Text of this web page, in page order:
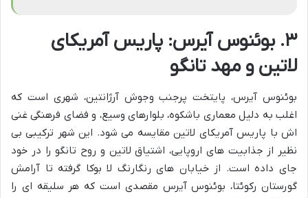
۳. بوئنوس آیرس: پاریس آمریکای
لاتین و مهد تانگو
بوئنوس آیرس، پایتخت پرجنب وجوش آرژانتین، شهری است که
اغلب به دلیل معماری باشکوه، بلوارهای وسیع، و فضای فرهنگی غنی
اش با پاریس آمریکای لاتین مقایسه می شود. این شهر ترکیبی بی
نظیر از جذابیت های اروپایی، اشتیاق لاتین و روح تانگو را در خود
جای داده است. از خیابان های رنگارنگ لا بوکا گرفته تا آرامش
گورستان رکوئتا، بوئنوس آیرس مقصدی است که هر سلیقه ای را